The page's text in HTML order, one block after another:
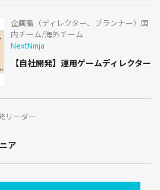
企画職（ディレクター、プランナー）国
内チーム/海外チーム
NextNinja
【自社開発】運用ゲームディレクター
リーダー
ア